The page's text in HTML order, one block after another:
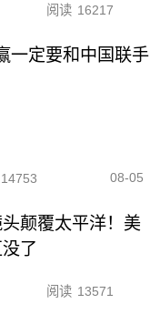
阅读 16217
一定要和中国联手
14753 08-05
颠覆太平洋！美
了
阅读 13571